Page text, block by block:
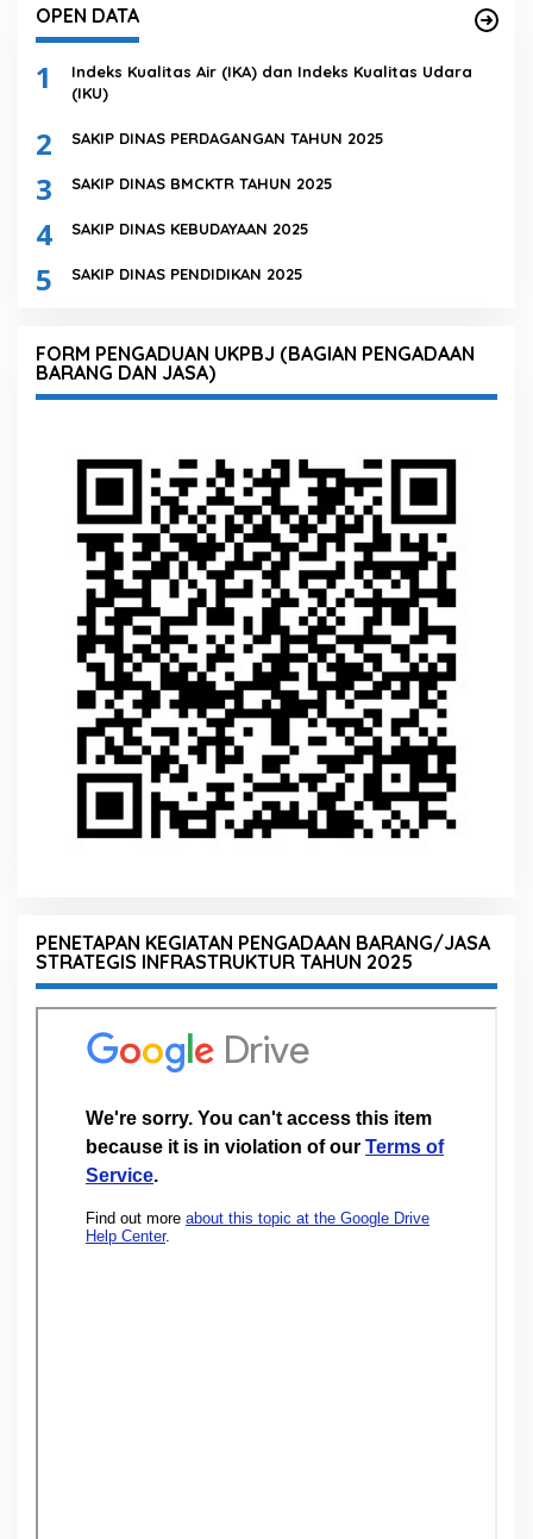
OPEN DATA
1
Indeks Kualitas Air (IKA) dan Indeks Kualitas Udara
(IKU)
2 SAKIP DINAS PERDAGANGAN TAHUN 2025
3 SAKIP DINAS BMCKTR TAHUN 2025
4 SAKIP DINAS KEBUDAYAAN 2025
5 SAKIP DINAS PENDIDIKAN 2025
FORM PENGADUAN UKPBJ (BAGIAN PENGADAAN
BARANG DAN JASA)
PENETAPAN KEGIATAN PENGADAAN BARANG/JASA
STRATEGIS INFRASTRUKTUR TAHUN 2025